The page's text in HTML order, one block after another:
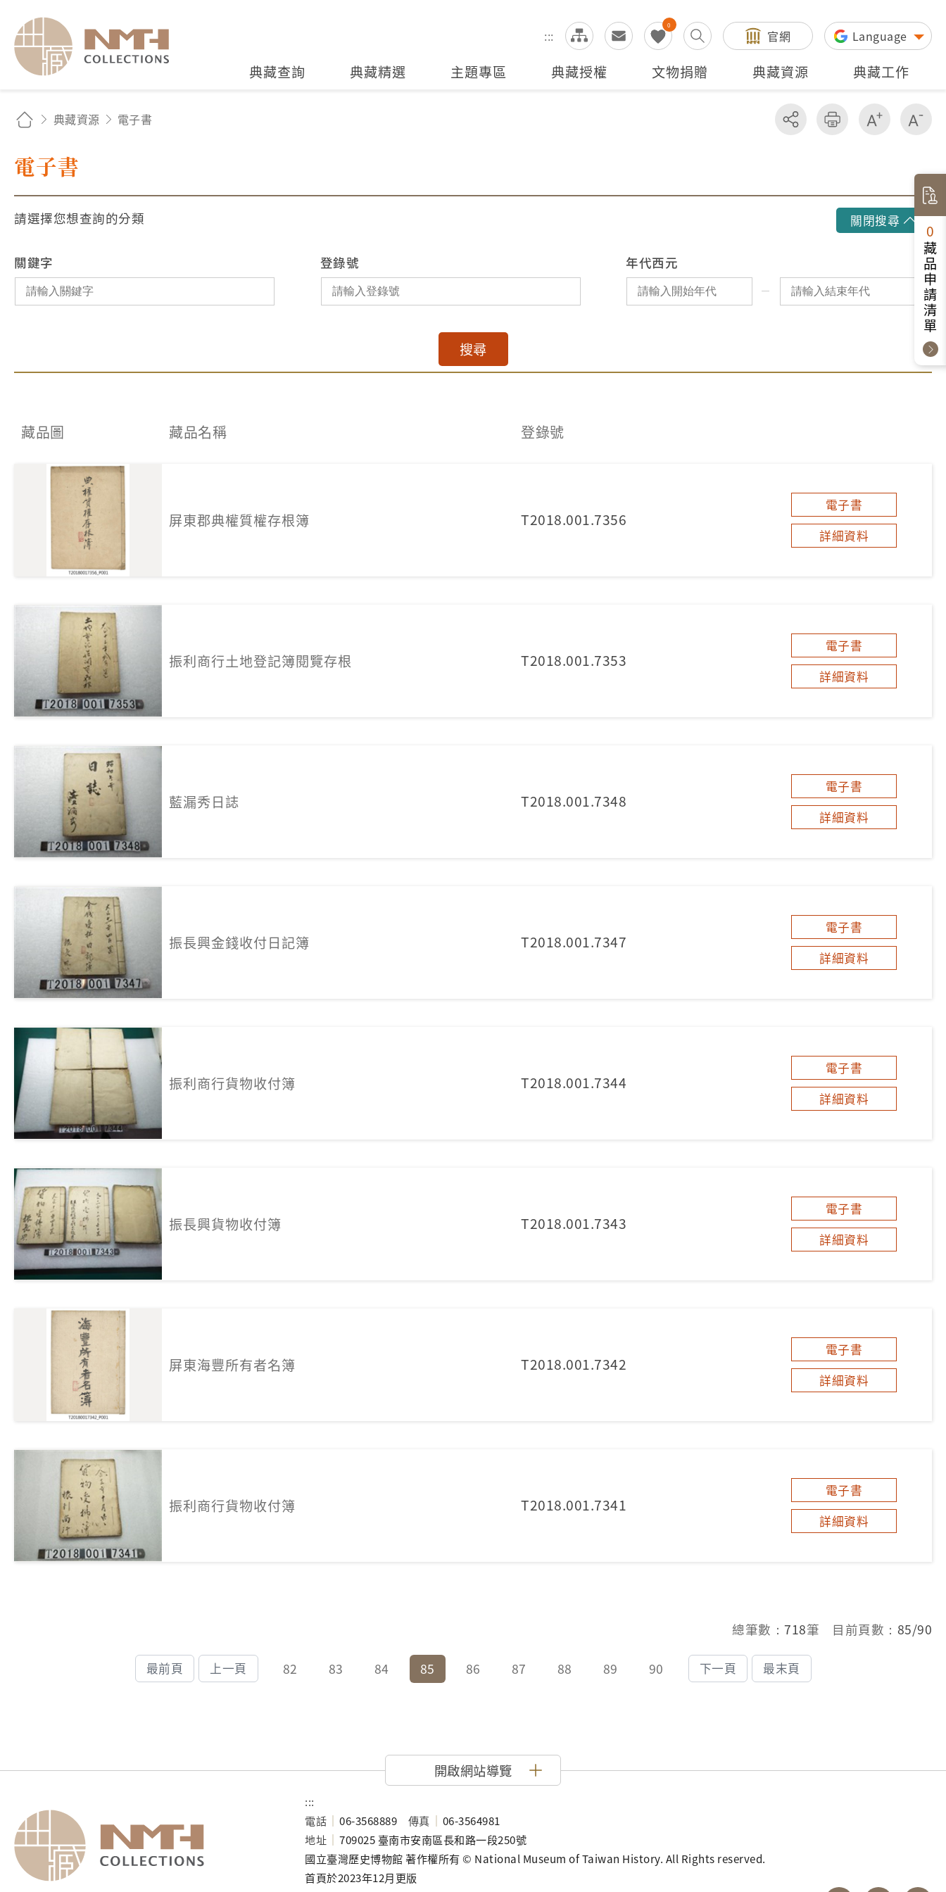
:::
0
全站搜尋 官網 Language
典藏查詢 典藏精選 主題專區 典藏授權 文物捐贈 典藏資源 典藏工作
典藏資源 電子書 分享 友善列印 增加字級
電子書
請選擇您想查詢的分類 關閉搜尋
關鍵字 登錄號 年代西元
搜尋
藏品圖 藏品名稱 登錄號
屏東郡典權質權存根簿 T2018.001.7356
電子書
詳細資料
振利商行土地登記簿閱覽存根 T2018.001.7353
電子書
詳細資料
藍漏秀日誌 T2018.001.7348
電子書
詳細資料
振長興金錢收付日記簿 T2018.001.7347
電子書
詳細資料
振利商行貨物收付簿 T2018.001.7344
電子書
詳細資料
振長興貨物收付簿 T2018.001.7343
電子書
詳細資料
屏東海豐所有者名簿 T2018.001.7342
電子書
詳細資料
振利商行貨物收付簿 T2018.001.7341
電子書
詳細資料
總筆數： 718筆 目前頁數： 85/90
最前頁 上一頁 82 83 84 85 86 87 88 89 90 下一頁 最末頁
開啟網站導覽
:::
電話
06-3568889 傳真
06-3564981
地址
709025 臺南市安南區長和路一段250號
國立臺灣歷史博物館 著作權所有 © National Museum of Taiwan History. All Rights reserved.
首頁於2023年12月更版
0
藏品申請清單